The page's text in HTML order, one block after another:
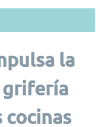
la
grifería